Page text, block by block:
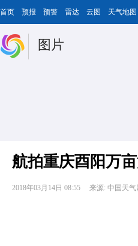
首页 预报 预警 雷达 云图 天气地图
图片
航拍重庆酉阳万
2018年03月14日 08:55 来源: 中国天